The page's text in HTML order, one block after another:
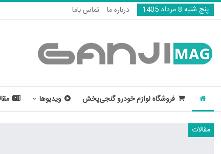
پنج شنبه 8 مرداد 1405 درباره ما تماس باما
فروشگاه لوازم خودرو گنجی‌پخش ویدیوها
مقالات